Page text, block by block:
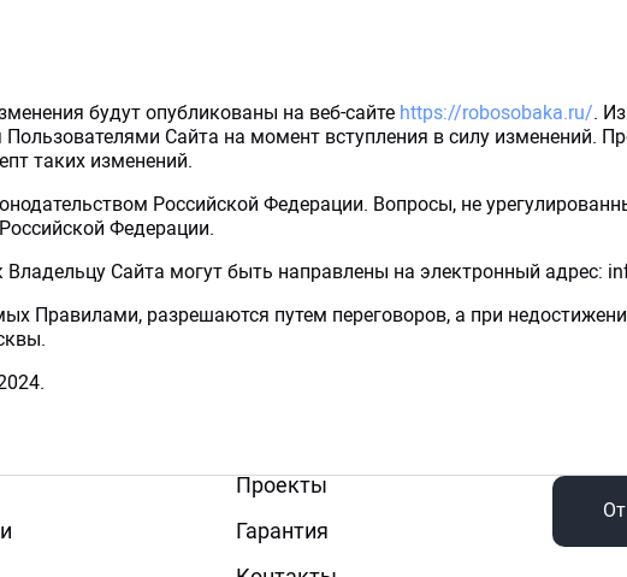
будут опубликованы на веб-сайте https://robosobaka.ru/.
Сайта на момент вступления в силу изменений.
таких изменений.
Российской Федерации. Вопросы, не
Федерации.
Сайта могут быть направлены на электронный адрес:
Правилами, разрешаются путем переговоров, а при
Проекты
Гарантия